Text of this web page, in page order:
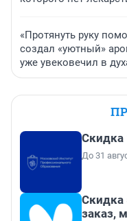
«Протянуть руку
создал «уютный»
уже увековечил в
Скидка
До 31
Скидка
заказ,